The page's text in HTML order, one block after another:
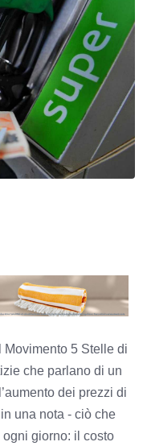
5 Stelle di
che parlano di un
dei prezzi di
una nota - ciò che
giorno: il costo